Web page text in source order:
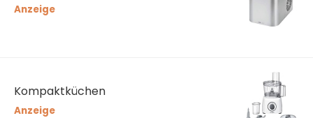
Anzeige
Kompaktküchen
Anzeige